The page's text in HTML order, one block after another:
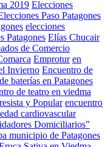
2019 Elecciones
Paso Patagones
elecciones
Patagones Elías Chucair
de Comercio
Emprotur en
Invierno Encuentro de
baterías en Patagones
de teatro en viedma
y Popular encuentro
cardiovascular
Domiciliarios”
municipio de Patagones